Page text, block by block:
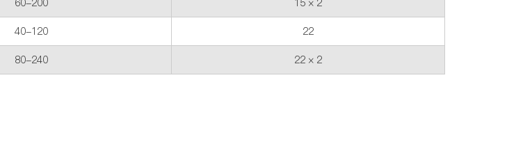
60-200 15 × 2
40-120 22
80-240 22 × 2